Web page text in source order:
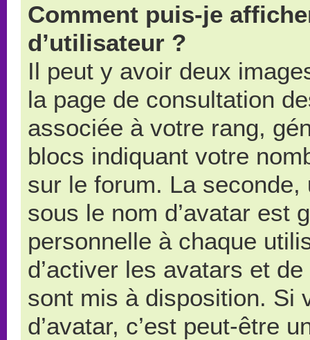
Comment puis-je
d’utilisateur ?
Il peut y avoir deux
la page de consultation
associée à votre rang,
blocs indiquant votre
sur le forum. La
sous le nom d’avatar est
personnelle à chaque
d’activer les avatars et
sont mis à disposition. Si
d’avatar, c’est peut-être